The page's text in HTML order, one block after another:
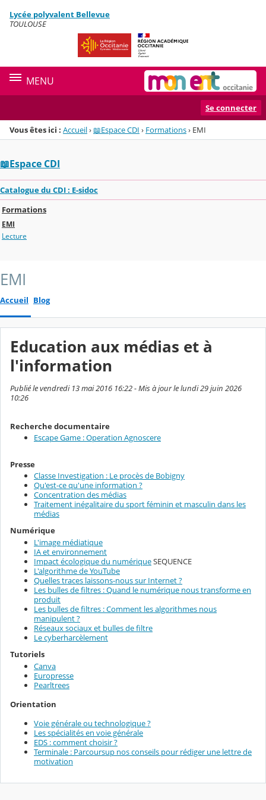
Menu de la rubrique
Contenu
Lycée polyvalent Bellevue
TOULOUSE
MENU
Se connecter
Vous êtes ici : Accueil›📖Espace CDI › Formations› EMI
📖Espace CDI
Catalogue du CDI : E-sidoc
Formations
EMI
Lecture
EMI
Accueil Blog
Education aux médias et à
l'information
Publié le vendredi 13 mai 2016 16:22 - Mis à jour le lundi 29 juin 2026
10:26
Recherche documentaire
Escape Game : Operation Agnoscere
Presse
Classe Investigation : Le procès de Bobigny
Qu'est-ce qu'une information ?
Concentration des médias
Traitement inégalitaire du sport féminin et masculin dans les
médias
Numérique
L'image médiatique
IA et environnement
Impact écologique du numériqueSEQUENCE
L'algorithme de YouTube
Quelles traces laissons-nous sur Internet ?
Les bulles de filtres : Quand le numérique nous transforme en
produit
Les bulles de filtres : Comment les algorithmes nous
manipulent ?
Réseaux sociaux et bulles de filtre
Le cyberharcèlement
Tutoriels
Canva
Europresse
Pearltrees
Orientation
Voie générale ou technologique ?
Les spécialités en voie générale
EDS : comment choisir ?
Terminale : Parcoursup nos conseils pour rédiger une lettre de
motivation